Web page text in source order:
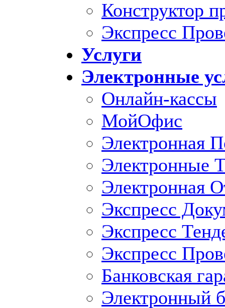
Конструктор
Экспресс
Услуги
Электронные
Онлайн-кассы
МойОфис
Электронная
Электронные
Электронная
Экспресс
Экспресс
Экспресс
Банковская
Электронный